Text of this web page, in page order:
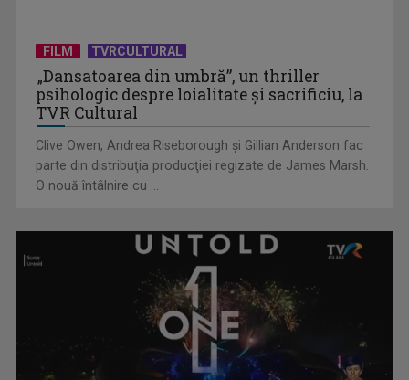
Generația baby-boom a pus Europa pe butuci?
Ilegal în România de trei ani. Tânăr migrant din Bangladesh:
FILM TVRCULTURAL
„Dansatoarea din umbră”, un thriller
psihologic despre loialitate și sacrificiu, la
TVR Cultural
Clive Owen, Andrea Riseborough şi Gillian Anderson fac
parte din distribuţia producţiei regizate de James Marsh.